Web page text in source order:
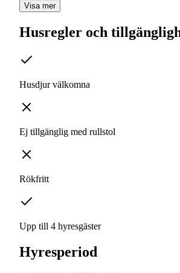
Visa mer
Husregler och
Husdjur välkomna
Ej tillgänglig med rullstol
Rökfritt
Upp till 4 hyresgäster
Hyresperiod